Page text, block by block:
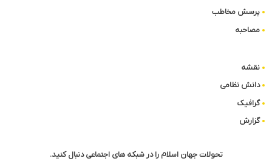
پرسش مخاطب
مصاحبه
نقشه
دانش نظامی
گرافیک
گزارش
تحولات جهان اسلام را در شبکه های اجتماعی دنبال کنید.